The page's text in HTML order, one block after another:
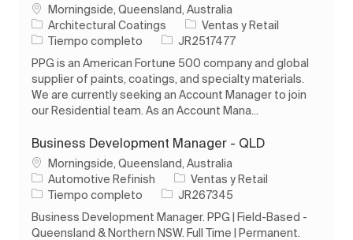
Ubicación
Morningside, Queensland, Australia
Architectural Coatings
Categoría
Ventas y Retail
Tipo de trabajo
Tiempo completo ID de trabajo
JR2517477
PPG is an American Fortune 500 company and global
supplier of paints, coatings, and specialty materials.
We are currently seeking an Account Manager to join
our Residential team. As an Account Mana...
Business Development Manager - QLD
Ubicación
Morningside, Queensland, Australia
Automotive Refinish
Categoría
Ventas y Retail
Tipo de trabajo
Tiempo completo ID de trabajo
JR267345
Business Development Manager. PPG | Field-Based -
Queensland & Northern NSW. Full Time | Permanent.